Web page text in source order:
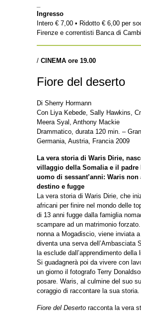
Ingresso
Intero € 7,00 • Ridotto € 6,00 per
Firenze e correntisti Banca di
/ CINEMA ore 19.00
Fiore del deserto
Di Sherry Hormann
Con Liya Kebede, Sally Hawkins,
Meera Syal, Anthony Mackie
Drammatico, durata 120 min. –
Germania, Austria, Francia 2009
La vera storia di Waris Dirie,
villaggio della Somalia e il padre
uomo di sessant’anni: Waris non
destino e fugge
La vera storia di Waris Dirie, che
africani per finire nel mondo delle
di 13 anni fugge dalla famiglia
scampare ad un matrimonio
nonna a Mogadiscio, viene inviata
diventa una serva dell’Ambasciata
la esclude dall’apprendimento della
Si guadagnerà poi da vivere con
un giorno il fotografo Terry
posare. Waris, al culmine del suo
coraggio di raccontare la sua storia.
Fiore del Deserto racconta la vera